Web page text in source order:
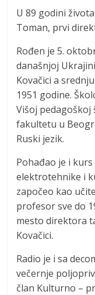
U 89 godini
Toman, prvi
Rođen je 5.
današnjoj
Kovačici a
1951 godine.
Višoj pedagoškoj
fakultetu u
Ruski jezik.
Pohađao je i
elektrotehnike i
započeo kao
profesor sve do
mesto direktora
Kovačici.
Radio je i sa
večernje
član Kulturno –